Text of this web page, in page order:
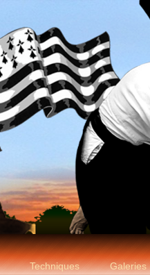
Techniques Galeries